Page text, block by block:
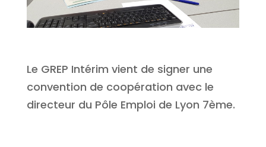
Le GREP Intérim vient de signer une
convention de coopération avec le
directeur du Pôle Emploi de Lyon 7ème.